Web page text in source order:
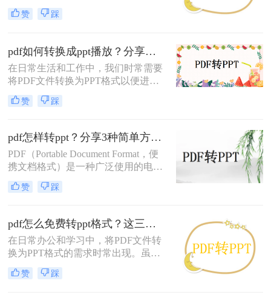
讲、报告或教学中使用。虽然PDF和
PPT在用途和格式上有所不同，但通
一转换。那么PDF怎么转换成PPT
呢？本文将为您介绍三种将PDF转换
为PPT的方法，帮助您轻松应对这一
需求。
赞 踩
pdf如何转换成ppt播放？分享三个实用方法解析！
在日常生活和工作中，我们时常需要
将PDF文件转换为PPT格式以便进行
演示或播放。PDF文件虽然方便阅读
和分享，但缺乏PPT的动态演示效果
换为PPT播放的方法显得尤为重要。
那么PDF如何转换成PPT播放呢？本
文将为您介绍三种实用的转换方法，
帮助您轻松实现PDF到PPT的转换并
顺利播放。
赞 踩
pdf怎样转ppt？分享3种简单方法~
PDF（Portable Document Format，便
携文档格式）是一种广泛使用的电子
文档格式，但有时候我们需要将PDF
转换为PPT（Microsoft PowerPoint）
PPT呢？在本文中，我们将介绍三个
简单而有效的方法来实现这一目标。
赞 踩
pdf怎么免费转ppt格式？这三个方法不容错过！
在日常办公和学习中，将PDF文件转
换为PPT格式的需求时常出现。虽然
市面上有许多专业的转换工具，但其
中不乏收费高昂的选项。那么PDF怎
赞 踩